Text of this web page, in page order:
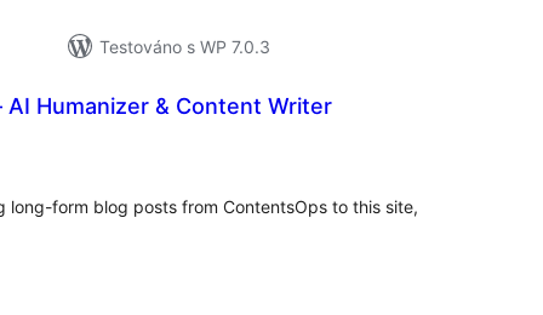
Testováno s WP 7.0.3
AI Humanizer & Content Writer
long-form blog posts from ContentsOps to this site,